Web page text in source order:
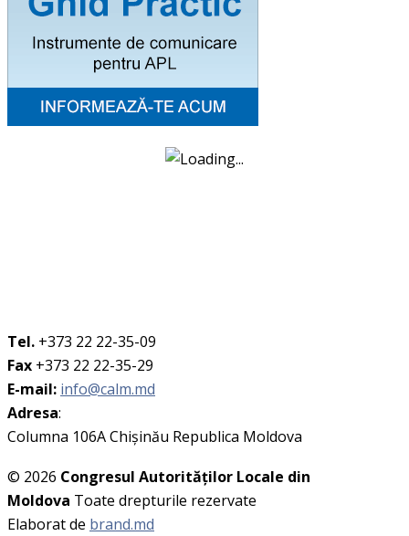
Tel. +373 22 22-35-09
Fax +373 22 22-35-29
E-mail: info@calm.md
Adresa:
Columna 106A Chişinău Republica Moldova
© 2026 Congresul Autorităţilor Locale din
Moldova Toate drepturile rezervate
Elaborat de brand.md